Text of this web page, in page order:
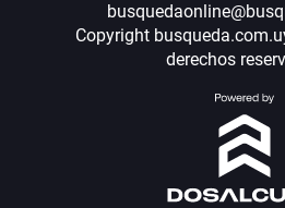
Copyright
derechos